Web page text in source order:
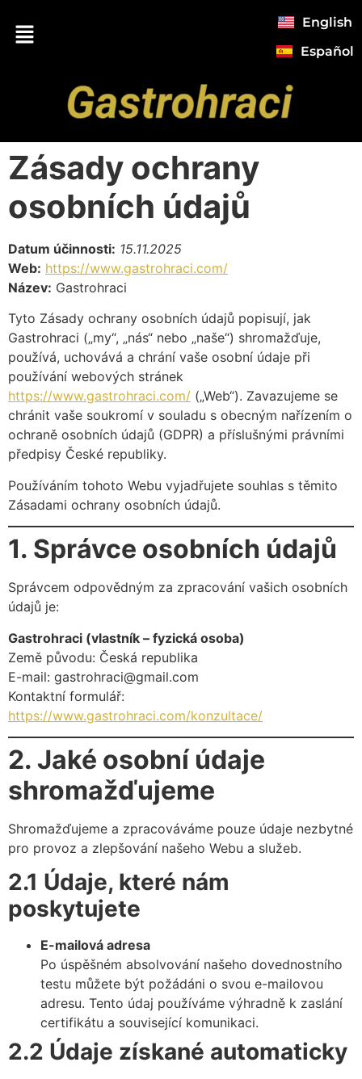
English
Español
Zásady ochrany
osobních údajů
Datum účinnosti: 15.11.2025
Web: https://www.gastrohraci.com/
Název: Gastrohraci
Tyto Zásady ochrany osobních údajů popisují, jak
Gastrohraci („my“, „nás“ nebo „naše“) shromažďuje,
používá, uchovává a chrání vaše osobní údaje při
používání webových stránek
https://www.gastrohraci.com/ („Web“). Zavazujeme se
chránit vaše soukromí v souladu s obecným nařízením o
ochraně osobních údajů (GDPR) a příslušnými právními
předpisy České republiky.
Používáním tohoto Webu vyjadřujete souhlas s těmito
Zásadami ochrany osobních údajů.
1. Správce osobních údajů
Správcem odpovědným za zpracování vašich osobních
údajů je:
Gastrohraci (vlastník – fyzická osoba)
Země původu: Česká republika
E-mail: gastrohraci@gmail.com
Kontaktní formulář:
https://www.gastrohraci.com/konzultace/
2. Jaké osobní údaje
shromažďujeme
Shromažďujeme a zpracováváme pouze údaje nezbytné
pro provoz a zlepšování našeho Webu a služeb.
2.1 Údaje, které nám
poskytujete
E-mailová adresa
Po úspěšném absolvování našeho dovednostního
testu můžete být požádáni o svou e-mailovou
adresu. Tento údaj používáme výhradně k zaslání
certifikátu a související komunikaci.
2.2 Údaje získané automaticky